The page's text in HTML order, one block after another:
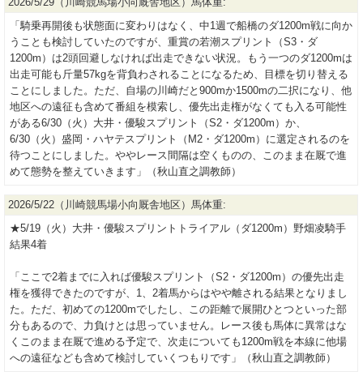
「騎乗再開後も状態面に変わりはなく、中1週で船橋のダ1200m戦に向か
うことも検討していたのですが、重賞の若潮スプリント（S3・ダ
1200m）は2頭回避しなければ出走できない状況。もう一つのダ1200mは
出走可能も斤量57kgを背負わされることになるため、目標を切り替える
ことにしました。ただ、自場の川崎だと900mか1500mの二択になり、他
地区への遠征も含めて番組を模索し、優先出走権がなくても入る可能性
がある6/30（火）大井・優駿スプリント（S2・ダ1200m）か、
6/30（火）盛岡・ハヤテスプリント（M2・ダ1200m）に選定されるのを
待つことにしました。ややレース間隔は空くものの、このまま在厩で進
めて態勢を整えていきます」（秋山直之調教師）
2026/5/22（川崎競馬場小向厩舎地区）馬体重:
★5/19（火）大井・優駿スプリントトライアル（ダ1200m）野畑凌騎手
結果4着
「ここで2着までに入れば優駿スプリント（S2・ダ1200m）の優先出走
権を獲得できたのですが、1、2着馬からはやや離される結果となりまし
た。ただ、初めての1200mでしたし、この距離で展開ひとつといった部
分もあるので、力負けとは思っていません。レース後も馬体に異常はな
くこのまま在厩で進める予定で、次走についても1200m戦を本線に他場
への遠征なども含めて検討していくつもりです」（秋山直之調教師）